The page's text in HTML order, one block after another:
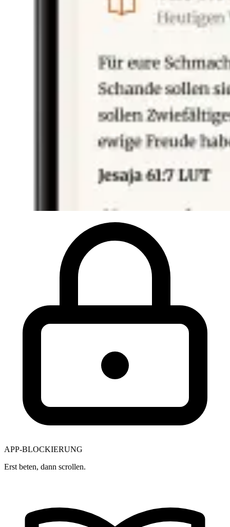
APP-BLOCKIERUNG
Erst beten, dann scrollen.